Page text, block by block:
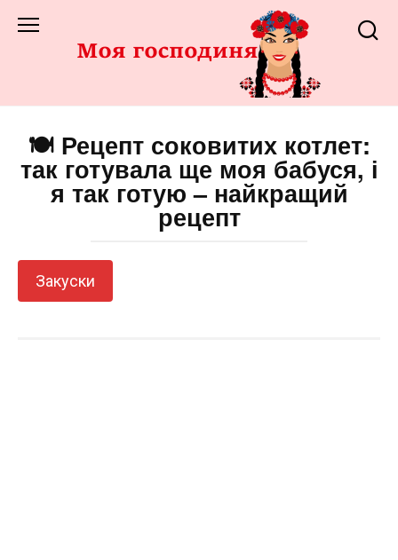
до
🍽️ Рецепт соковитих котлет:
так готувала ще моя бабуся, і
я так готую – найкращий
рецепт
Закуски